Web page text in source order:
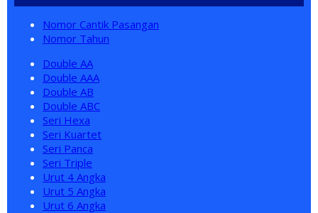
Nomor Cantik Pasangan
Nomor Tahun
Double AA
Double AAA
Double AB
Double ABC
Seri Hexa
Seri Kuartet
Seri Panca
Seri Triple
Urut 4 Angka
Urut 5 Angka
Urut 6 Angka